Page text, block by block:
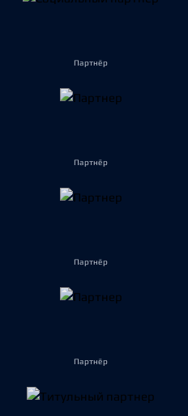
Партнёр
Партнёр
Партнёр
Партнёр